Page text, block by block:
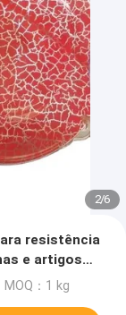
2/6
resistência
e artigos
MOQ：1 kg